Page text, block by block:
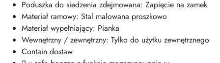
Poduszka do siedzenia zdejmowana: Zapięcie na zamek
Materiał ramowy: Stal malowana proszkowo
Materiał wypełniający: Pianka
Wewnętrzny / zewnętrzny: Tylko do użytku zewnętrznego
Contain dostaw: